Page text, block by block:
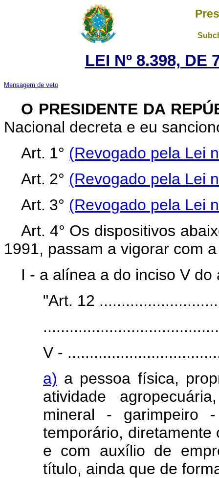
LEI Nº 8.398, DE
Mensagem de veto
O PRESIDENTE DA
Nacional decreta e eu
Art. 1° (Revogado pela Lei
Art. 2° (Revogado pela Lei
Art. 3° (Revogado pela Lei
Art. 4° Os dispositivos
1991, passam a vigorar com
I - a alínea a do inciso V do
"Art. 12
V -
a) a pessoa física,
atividade
mineral - garimpeiro
temporário, diretamente
e com auxílio de
título, ainda que de